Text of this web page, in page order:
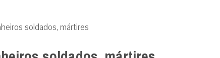
soldados, mártires